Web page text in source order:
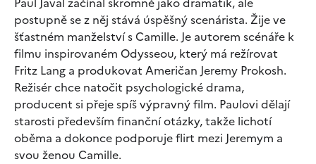
postupně se z něj stává úspěšný scenárista. Žije ve
šťastném manželství s Camille. Je autorem scénáře k
filmu inspirovaném Odysseou, který má režírovat
Fritz Lang a produkovat Američan Jeremy Prokosh.
Režisér chce natočit psychologické drama,
producent si přeje spíš výpravný film. Paulovi dělají
starosti především finanční otázky, takže lichotí
oběma a dokonce podporuje flirt mezi Jeremym a
svou ženou Camille.